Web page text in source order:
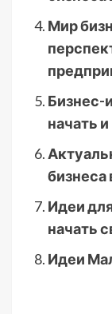
Мир
Бизнес-
начать
бизнеса
Идеи
начать
Идеи